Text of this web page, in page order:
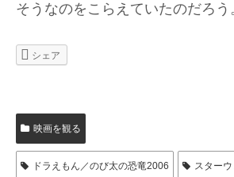
そうなのをこらえていたのだろう
シェア
映画を観る
ドラえもん／のび太の恐竜2006 スター